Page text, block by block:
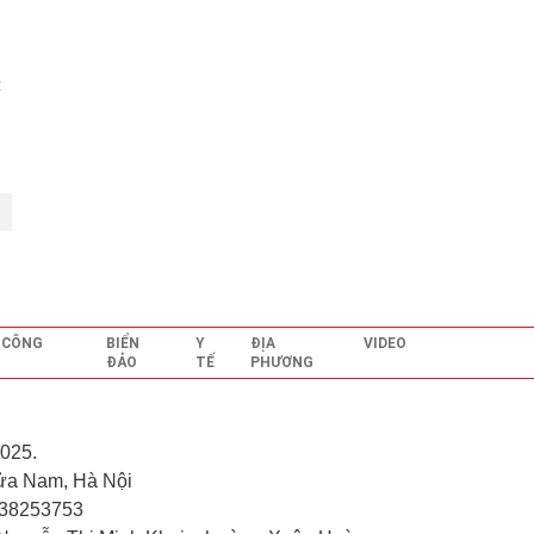
BIỂN
ĐẢO
Y
TẾ
ĐỊA
PHƯƠNG
VIDEO
Nam, Hà Nội